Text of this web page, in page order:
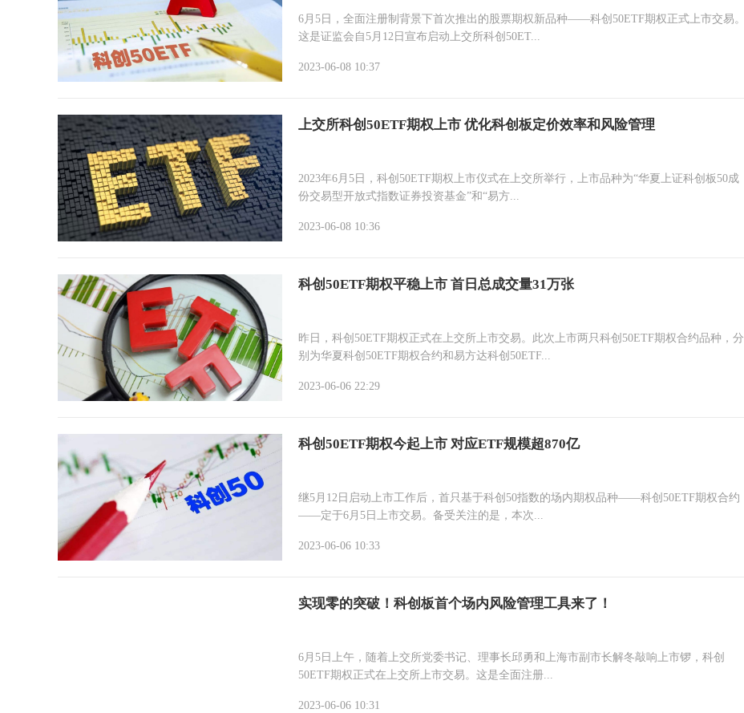
6月5日，全面注册制背景下首次推出的股票期权新品种——科创50ETF期权正式上市交易。
这是证监会自5月12日宣布启动上交所科创50ET...
2023-06-08 10:37
上交所科创50ETF期权上市 优化科创板定价效率和风险管理
2023年6月5日，科创50ETF期权上市仪式在上交所举行，上市品种为“华夏上证科创板50成
份交易型开放式指数证券投资基金”和“易方...
2023-06-08 10:36
科创50ETF期权平稳上市 首日总成交量31万张
昨日，科创50ETF期权正式在上交所上市交易。此次上市两只科创50ETF期权合约品种，分
别为华夏科创50ETF期权合约和易方达科创50ETF...
2023-06-06 22:29
科创50ETF期权今起上市 对应ETF规模超870亿
继5月12日启动上市工作后，首只基于科创50指数的场内期权品种——科创50ETF期权合约
——定于6月5日上市交易。备受关注的是，本次...
2023-06-06 10:33
实现零的突破！科创板首个场内风险管理工具来了！
6月5日上午，随着上交所党委书记、理事长邱勇和上海市副市长解冬敲响上市锣，科创
50ETF期权正式在上交所上市交易。这是全面注册...
2023-06-06 10:31